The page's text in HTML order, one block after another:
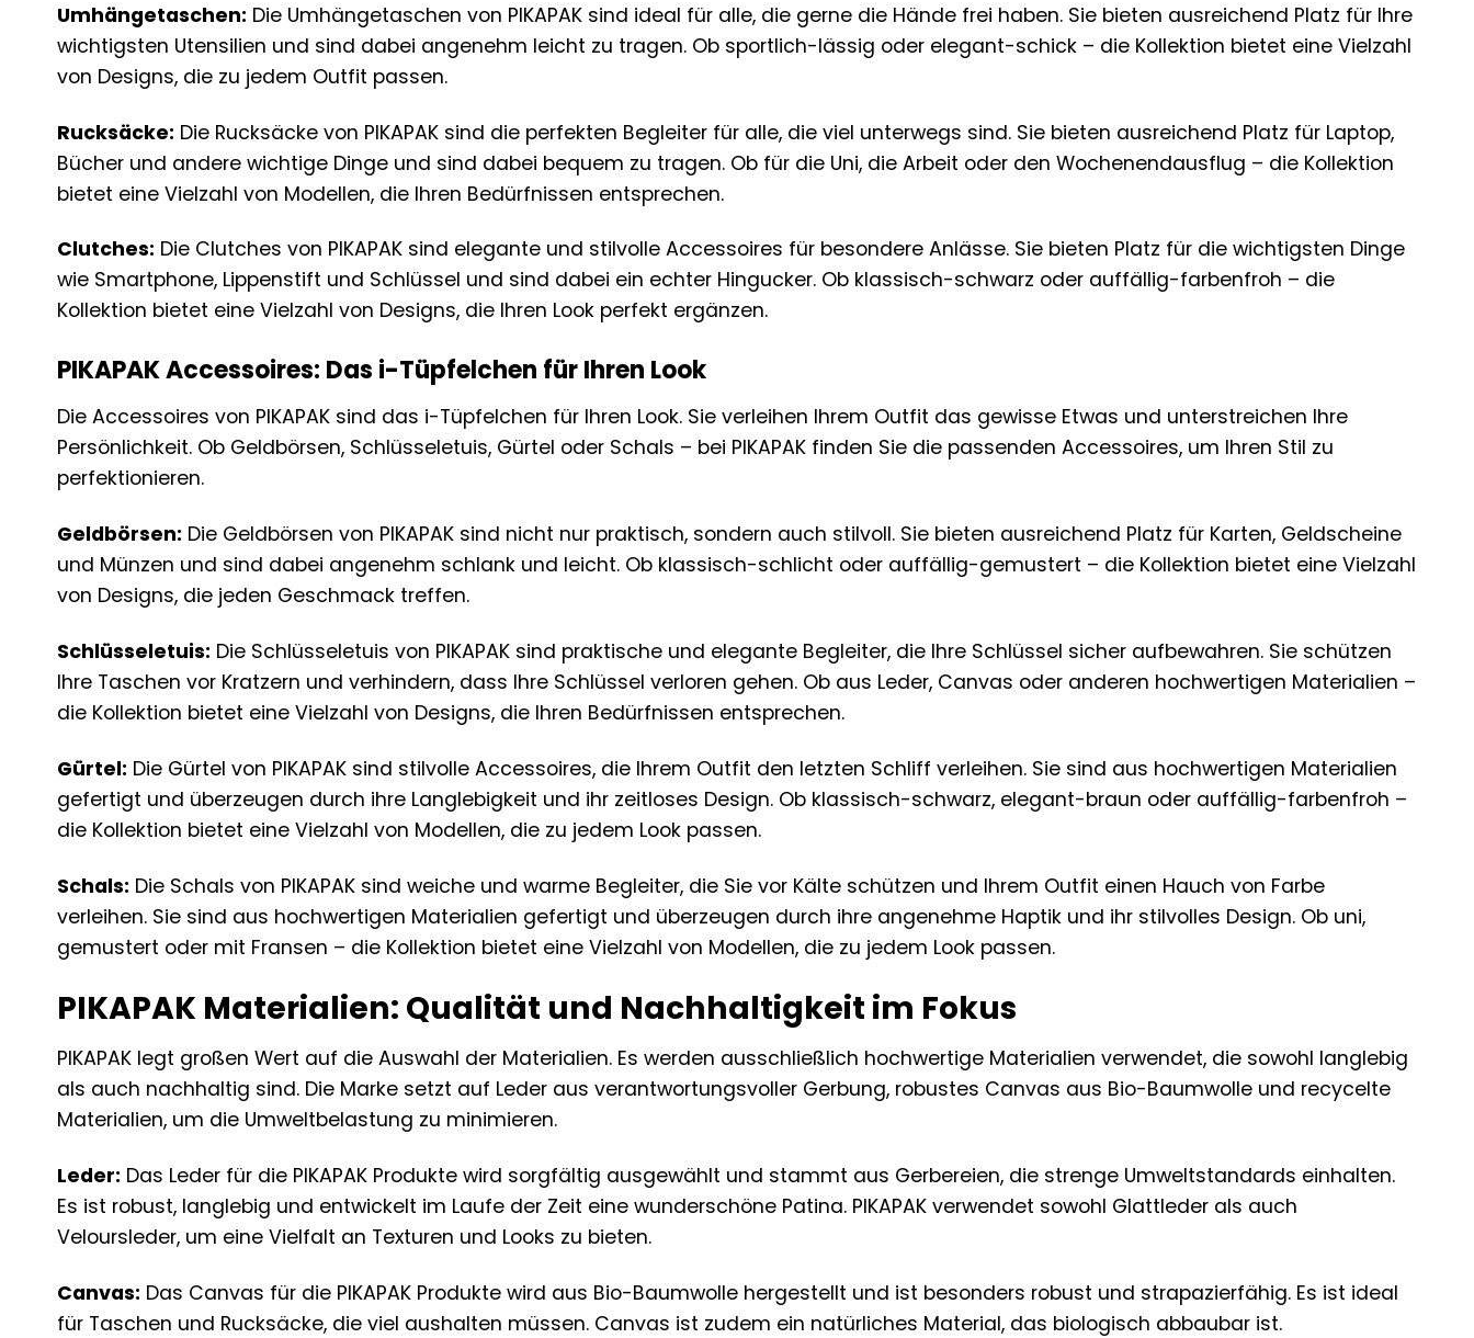
Umhängetaschen: Die Umhängetaschen von PIKAPAK sind ideal für alle, die gerne die Hände frei haben. Sie bieten ausreichend Platz für Ihre
wichtigsten Utensilien und sind dabei angenehm leicht zu tragen. Ob sportlich-lässig oder elegant-schick – die Kollektion bietet eine Vielzahl
von Designs, die zu jedem Outfit passen.
Rucksäcke: Die Rucksäcke von PIKAPAK sind die perfekten Begleiter für alle, die viel unterwegs sind. Sie bieten ausreichend Platz für Laptop,
Bücher und andere wichtige Dinge und sind dabei bequem zu tragen. Ob für die Uni, die Arbeit oder den Wochenendausflug – die Kollektion
bietet eine Vielzahl von Modellen, die Ihren Bedürfnissen entsprechen.
Clutches: Die Clutches von PIKAPAK sind elegante und stilvolle Accessoires für besondere Anlässe. Sie bieten Platz für die wichtigsten Dinge
wie Smartphone, Lippenstift und Schlüssel und sind dabei ein echter Hingucker. Ob klassisch-schwarz oder auffällig-farbenfroh – die
Kollektion bietet eine Vielzahl von Designs, die Ihren Look perfekt ergänzen.
PIKAPAK Accessoires: Das i-Tüpfelchen für Ihren Look
Die Accessoires von PIKAPAK sind das i-Tüpfelchen für Ihren Look. Sie verleihen Ihrem Outfit das gewisse Etwas und unterstreichen Ihre
Persönlichkeit. Ob Geldbörsen, Schlüsseletuis, Gürtel oder Schals – bei PIKAPAK finden Sie die passenden Accessoires, um Ihren Stil zu
perfektionieren.
Geldbörsen: Die Geldbörsen von PIKAPAK sind nicht nur praktisch, sondern auch stilvoll. Sie bieten ausreichend Platz für Karten, Geldscheine
und Münzen und sind dabei angenehm schlank und leicht. Ob klassisch-schlicht oder auffällig-gemustert – die Kollektion bietet eine Vielzahl
von Designs, die jeden Geschmack treffen.
Schlüsseletuis: Die Schlüsseletuis von PIKAPAK sind praktische und elegante Begleiter, die Ihre Schlüssel sicher aufbewahren. Sie schützen
Ihre Taschen vor Kratzern und verhindern, dass Ihre Schlüssel verloren gehen. Ob aus Leder, Canvas oder anderen hochwertigen Materialien –
die Kollektion bietet eine Vielzahl von Designs, die Ihren Bedürfnissen entsprechen.
Gürtel: Die Gürtel von PIKAPAK sind stilvolle Accessoires, die Ihrem Outfit den letzten Schliff verleihen. Sie sind aus hochwertigen Materialien
gefertigt und überzeugen durch ihre Langlebigkeit und ihr zeitloses Design. Ob klassisch-schwarz, elegant-braun oder auffällig-farbenfroh –
die Kollektion bietet eine Vielzahl von Modellen, die zu jedem Look passen.
Schals: Die Schals von PIKAPAK sind weiche und warme Begleiter, die Sie vor Kälte schützen und Ihrem Outfit einen Hauch von Farbe
verleihen. Sie sind aus hochwertigen Materialien gefertigt und überzeugen durch ihre angenehme Haptik und ihr stilvolles Design. Ob uni,
gemustert oder mit Fransen – die Kollektion bietet eine Vielzahl von Modellen, die zu jedem Look passen.
PIKAPAK Materialien: Qualität und Nachhaltigkeit im Fokus
PIKAPAK legt großen Wert auf die Auswahl der Materialien. Es werden ausschließlich hochwertige Materialien verwendet, die sowohl langlebig
als auch nachhaltig sind. Die Marke setzt auf Leder aus verantwortungsvoller Gerbung, robustes Canvas aus Bio-Baumwolle und recycelte
Materialien, um die Umweltbelastung zu minimieren.
Leder: Das Leder für die PIKAPAK Produkte wird sorgfältig ausgewählt und stammt aus Gerbereien, die strenge Umweltstandards einhalten.
Es ist robust, langlebig und entwickelt im Laufe der Zeit eine wunderschöne Patina. PIKAPAK verwendet sowohl Glattleder als auch
Veloursleder, um eine Vielfalt an Texturen und Looks zu bieten.
Canvas: Das Canvas für die PIKAPAK Produkte wird aus Bio-Baumwolle hergestellt und ist besonders robust und strapazierfähig. Es ist ideal
für Taschen und Rucksäcke, die viel aushalten müssen. Canvas ist zudem ein natürliches Material, das biologisch abbaubar ist.